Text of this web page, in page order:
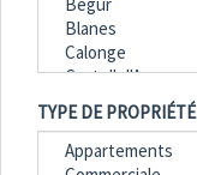
TYPE DE PROPRIÉTÉ